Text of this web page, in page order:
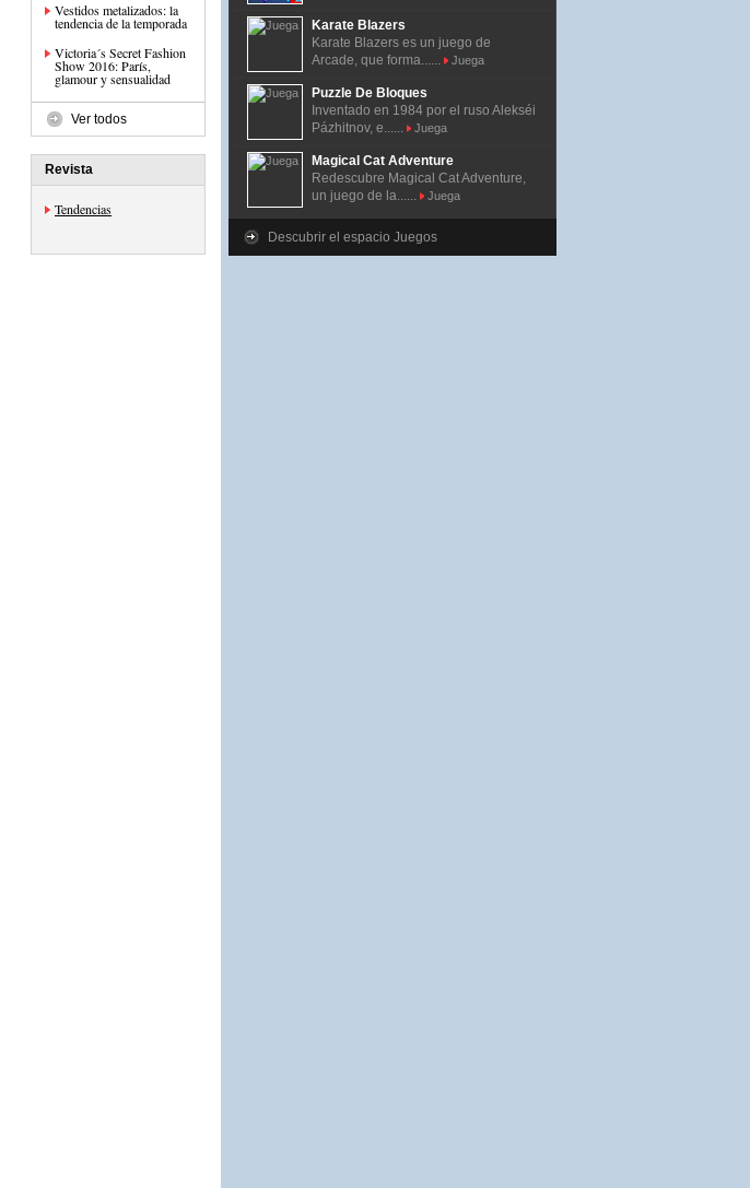
Vestidos metalizados: la
tendencia de la temporada
Victoria´s Secret Fashion
Show 2016: París,
glamour y sensualidad
Ver todos
Revista
Tendencias
Karate Blazers
Karate Blazers es un juego de
Arcade, que forma......
Juega
Puzzle De Bloques
Inventado en 1984 por el ruso Alekséi
Pázhitnov, e......
Juega
Magical Cat Adventure
Redescubre Magical Cat Adventure,
un juego de la......
Juega
Descubrir el espacio Juegos